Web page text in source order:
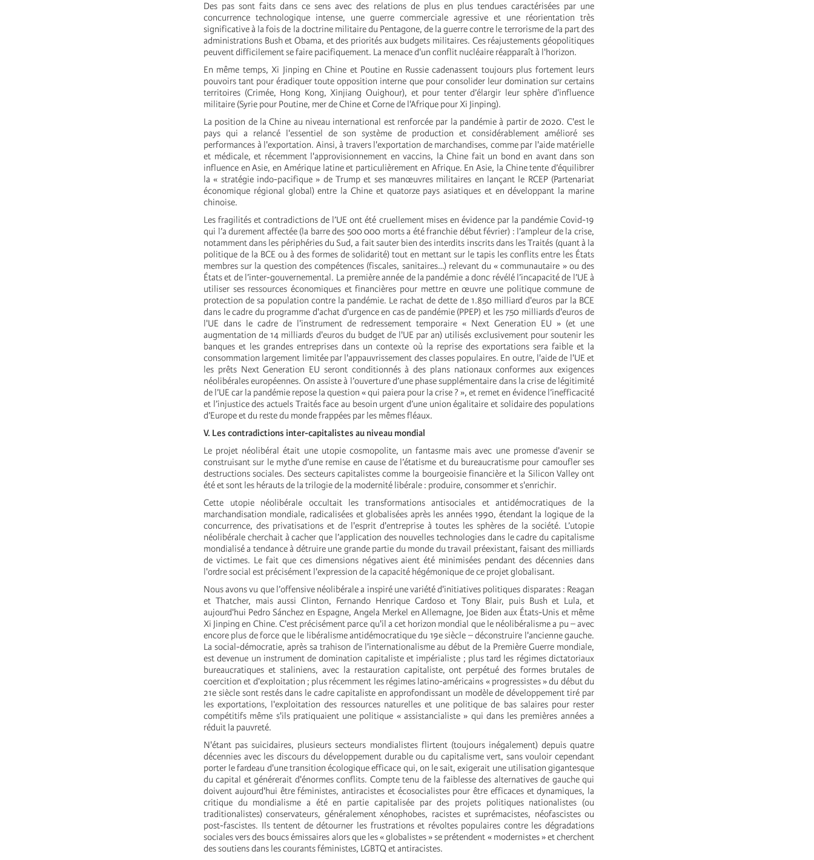
Des pas sont faits dans ce sens avec des relations de plus en plus tendues caractérisées par une
concurrence technologique intense, une guerre commerciale agressive et une réorientation très
significative à la fois de la doctrine militaire du Pentagone, de la guerre contre le terrorisme de la part des
administrations Bush et Obama, et des priorités aux budgets militaires. Ces réajustements géopolitiques
peuvent difficilement se faire pacifiquement. La menace d'un conflit nucléaire réapparaît à l'horizon.
En même temps, Xi Jinping en Chine et Poutine en Russie cadenassent toujours plus fortement leurs
pouvoirs tant pour éradiquer toute opposition interne que pour consolider leur domination sur certains
territoires (Crimée, Hong Kong, Xinjiang Ouighour), et pour tenter d’élargir leur sphère d'influence
militaire (Syrie pour Poutine, mer de Chine et Corne de l'Afrique pour Xi Jinping).
La position de la Chine au niveau international est renforcée par la pandémie à partir de 2020. C'est le
pays qui a relancé l'essentiel de son système de production et considérablement amélioré ses
performances à l'exportation. Ainsi, à travers l'exportation de marchandises, comme par l'aide matérielle
et médicale, et récemment l'approvisionnement en vaccins, la Chine fait un bond en avant dans son
influence en Asie, en Amérique latine et particulièrement en Afrique. En Asie, la Chine tente d’équilibrer
la « stratégie indo-pacifique » de Trump et ses manœuvres militaires en lançant le RCEP (Partenariat
économique régional global) entre la Chine et quatorze pays asiatiques et en développant la marine
chinoise.
Les fragilités et contradictions de l’UE ont été cruellement mises en évidence par la pandémie Covid-19
qui l’a durement affectée (la barre des 500 000 morts a été franchie début février) : l’ampleur de la crise,
notamment dans les périphéries du Sud, a fait sauter bien des interdits inscrits dans les Traités (quant à la
politique de la BCE ou à des formes de solidarité) tout en mettant sur le tapis les conflits entre les États
membres sur la question des compétences (fiscales, sanitaires…) relevant du « communautaire » ou des
États et de l’inter-gouvernemental. La première année de la pandémie a donc révélé l’incapacité de l’UE à
utiliser ses ressources économiques et financières pour mettre en œuvre une politique commune de
protection de sa population contre la pandémie. Le rachat de dette de 1.850 milliard d'euros par la BCE
dans le cadre du programme d'achat d'urgence en cas de pandémie (PPEP) et les 750 milliards d'euros de
l'UE dans le cadre de l'instrument de redressement temporaire « Next Generation EU » (et une
augmentation de 14 milliards d'euros du budget de l'UE par an) utilisés exclusivement pour soutenir les
banques et les grandes entreprises dans un contexte où la reprise des exportations sera faible et la
consommation largement limitée par l'appauvrissement des classes populaires. En outre, l'aide de l'UE et
les prêts Next Generation EU seront conditionnés à des plans nationaux conformes aux exigences
néolibérales européennes. On assiste à l’ouverture d’une phase supplémentaire dans la crise de légitimité
de l’UE car la pandémie repose la question « qui paiera pour la crise ? », et remet en évidence l’inefficacité
et l’injustice des actuels Traités face au besoin urgent d’une union égalitaire et solidaire des populations
d’Europe et du reste du monde frappées par les mêmes fléaux.
V. Les contradictions inter-capitalistes au niveau mondial
Le projet néolibéral était une utopie cosmopolite, un fantasme mais avec une promesse d'avenir se
construisant sur le mythe d’une remise en cause de l’étatisme et du bureaucratisme pour camoufler ses
destructions sociales. Des secteurs capitalistes comme la bourgeoisie financière et la Silicon Valley ont
été et sont les hérauts de la trilogie de la modernité libérale : produire, consommer et s'enrichir.
Cette utopie néolibérale occultait les transformations antisociales et antidémocratiques de la
marchandisation mondiale, radicalisées et globalisées après les années 1990, étendant la logique de la
concurrence, des privatisations et de l'esprit d'entreprise à toutes les sphères de la société. L’utopie
néolibérale cherchait à cacher que l’application des nouvelles technologies dans le cadre du capitalisme
mondialisé a tendance à détruire une grande partie du monde du travail préexistant, faisant des milliards
de victimes. Le fait que ces dimensions négatives aient été minimisées pendant des décennies dans
l'ordre social est précisément l'expression de la capacité hégémonique de ce projet globalisant.
Nous avons vu que l’offensive néolibérale a inspiré une variété d'initiatives politiques disparates : Reagan
et Thatcher, mais aussi Clinton, Fernando Henrique Cardoso et Tony Blair, puis Bush et Lula, et
aujourd'hui Pedro Sánchez en Espagne, Angela Merkel en Allemagne, Joe Biden aux États-Unis et même
Xi Jinping en Chine. C'est précisément parce qu'il a cet horizon mondial que le néolibéralisme a pu – avec
encore plus de force que le libéralisme antidémocratique du 19e siècle – déconstruire l'ancienne gauche.
La social-démocratie, après sa trahison de l'internationalisme au début de la Première Guerre mondiale,
est devenue un instrument de domination capitaliste et impérialiste ; plus tard les régimes dictatoriaux
bureaucratiques et staliniens, avec la restauration capitaliste, ont perpétué des formes brutales de
coercition et d'exploitation ; plus récemment les régimes latino-américains « progressistes » du début du
21e siècle sont restés dans le cadre capitaliste en approfondissant un modèle de développement tiré par
les exportations, l'exploitation des ressources naturelles et une politique de bas salaires pour rester
compétitifs même s'ils pratiquaient une politique « assistancialiste » qui dans les premières années a
réduit la pauvreté.
N'étant pas suicidaires, plusieurs secteurs mondialistes flirtent (toujours inégalement) depuis quatre
décennies avec les discours du développement durable ou du capitalisme vert, sans vouloir cependant
porter le fardeau d'une transition écologique efficace qui, on le sait, exigerait une utilisation gigantesque
du capital et générerait d'énormes conflits. Compte tenu de la faiblesse des alternatives de gauche qui
doivent aujourd'hui être féministes, antiracistes et écosocialistes pour être efficaces et dynamiques, la
critique du mondialisme a été en partie capitalisée par des projets politiques nationalistes (ou
traditionalistes) conservateurs, généralement xénophobes, racistes et suprémacistes, néofascistes ou
post-fascistes. Ils tentent de détourner les frustrations et révoltes populaires contre les dégradations
sociales vers des boucs émissaires alors que les « globalistes » se prétendent « modernistes » et cherchent
des soutiens dans les courants féministes, LGBTQ et antiracistes.